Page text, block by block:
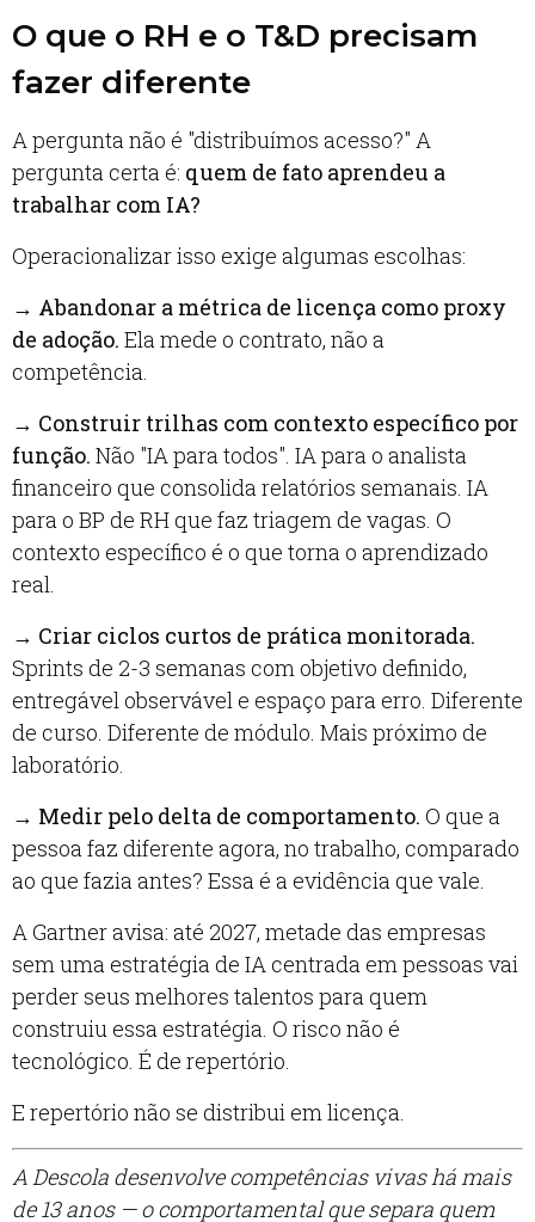
O que o RH e o T&D precisam
fazer diferente
A pergunta não é "distribuímos acesso?" A
pergunta certa é: quem de fato aprendeu a
trabalhar com IA?
Operacionalizar isso exige algumas escolhas:
→ Abandonar a métrica de licença como proxy
de adoção. Ela mede o contrato, não a
competência.
→ Construir trilhas com contexto específico por
função. Não "IA para todos". IA para o analista
financeiro que consolida relatórios semanais. IA
para o BP de RH que faz triagem de vagas. O
contexto específico é o que torna o aprendizado
real.
→ Criar ciclos curtos de prática monitorada.
Sprints de 2-3 semanas com objetivo definido,
entregável observável e espaço para erro. Diferente
de curso. Diferente de módulo. Mais próximo de
laboratório.
→ Medir pelo delta de comportamento. O que a
pessoa faz diferente agora, no trabalho, comparado
ao que fazia antes? Essa é a evidência que vale.
A Gartner avisa: até 2027, metade das empresas
sem uma estratégia de IA centrada em pessoas vai
perder seus melhores talentos para quem
construiu essa estratégia. O risco não é
tecnológico. É de repertório.
E repertório não se distribui em licença.
A Descola desenvolve competências vivas há mais
de 13 anos — o comportamental que separa quem